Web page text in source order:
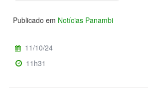
Publicado em Notícias Panambi
11/10/24
11h31